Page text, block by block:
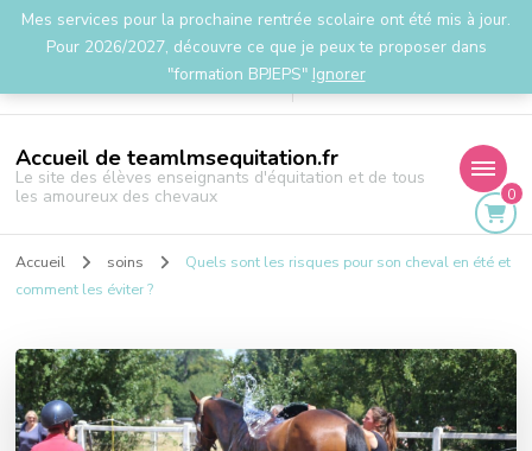
Mes services pour la prochaine rentrée scolaire ont été mis à jour.
Pour 2026/2027, découvre ce que je peux te proposer dans
"formation BPJEPS" Ignorer
la.team.lms@gmail.com
Accueil de teamlmsequitation.fr
Le site des élèves enseignants d'équitation et de tous
les amoureux des chevaux
0
Accueil soins
Quels sont les risques pour son cheval en été et
comment les éviter ?